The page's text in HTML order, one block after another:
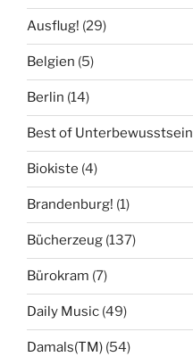
Ausflug! (29)
Belgien (5)
Berlin (14)
Best of Unterbewusstsein
Biokiste (4)
Brandenburg! (1)
Bücherzeug (137)
Bürokram (7)
Daily Music (49)
Damals(TM) (54)